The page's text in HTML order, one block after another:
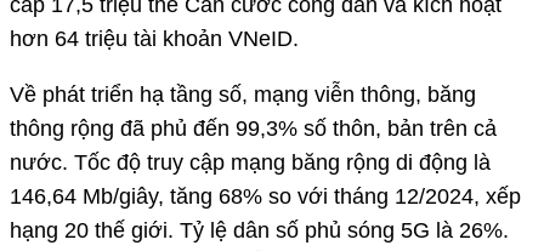
cấp 17,5 triệu thẻ Căn cước công dân và kích hoạt
hơn 64 triệu tài khoản VNeID.
Về phát triển hạ tầng số, mạng viễn thông, băng
thông rộng đã phủ đến 99,3% số thôn, bản trên cả
nước. Tốc độ truy cập mạng băng rộng di động là
146,64 Mb/giây, tăng 68% so với tháng 12/2024, xếp
hạng 20 thế giới. Tỷ lệ dân số phủ sóng 5G là 26%.